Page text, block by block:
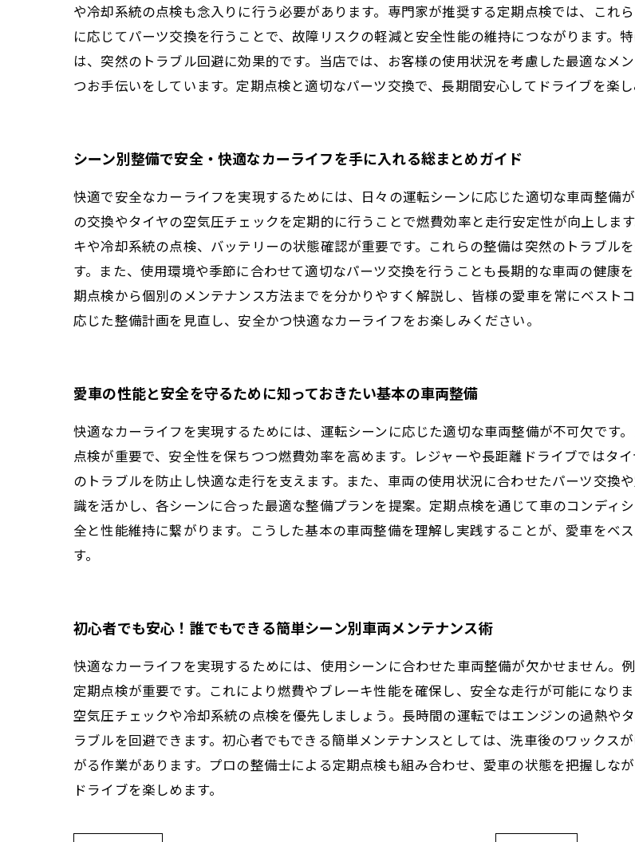
や冷却系統の点検も念入りに行う必要があります。専門家が推奨する定期点検では、これ
に応じてパーツ交換を行うことで、故障リスクの軽減と安全性能の維持につながります。
は、突然のトラブル回避に効果的です。当店では、お客様の使用状況を考慮した最適なメ
つお手伝いをしています。定期点検と適切なパーツ交換で、長期間安心してドライブを楽し
シーン別整備で安全・快適なカーライフを手に入れる総まとめガイド
快適で安全なカーライフを実現するためには、日々の運転シーンに応じた適切な車両整備
の交換やタイヤの空気圧チェックを定期的に行うことで燃費効率と走行安定性が向上しま
キや冷却系統の点検、バッテリーの状態確認が重要です。これらの整備は突然のトラブル
す。また、使用環境や季節に合わせて適切なパーツ交換を行うことも長期的な車両の健康
期点検から個別のメンテナンス方法までを分かりやすく解説し、皆様の愛車を常にベスト
応じた整備計画を見直し、安全かつ快適なカーライフをお楽しみください。
愛車の性能と安全を守るために知っておきたい基本の車両整備
快適なカーライフを実現するためには、運転シーンに応じた適切な車両整備が不可欠です
点検が重要で、安全性を保ちつつ燃費効率を高めます。レジャーや長距離ドライブではタ
のトラブルを防止し快適な走行を支えます。また、車両の使用状況に合わせたパーツ交換
識を活かし、各シーンに合った最適な整備プランを提案。定期点検を通じて車のコンディ
全と性能維持に繋がります。こうした基本の車両整備を理解し実践することが、愛車をベ
す。
初心者でも安心！誰でもできる簡単シーン別車両メンテナンス術
快適なカーライフを実現するためには、使用シーンに合わせた車両整備が欠かせません。
定期点検が重要です。これにより燃費やブレーキ性能を確保し、安全な走行が可能になり
空気圧チェックや冷却系統の点検を優先しましょう。長時間の運転ではエンジンの過熱や
ラブルを回避できます。初心者でもできる簡単メンテナンスとしては、洗車後のワックス
がる作業があります。プロの整備士による定期点検も組み合わせ、愛車の状態を把握しな
ドライブを楽しめます。